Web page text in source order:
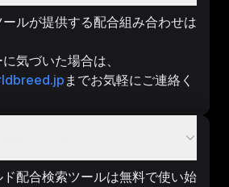
ルが提供する配合組み合わせは
気づいた場合は、
までお気軽にご連絡く
配合検索ツールは無料で使い始